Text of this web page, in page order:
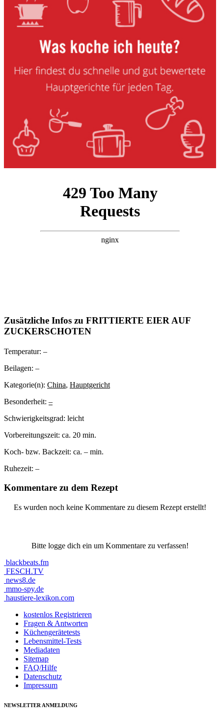
Zusätzliche Infos zu FRITTIERTE EIER AUF
ZUCKERSCHOTEN
Temperatur: –
Beilagen: –
Kategorie(n): China, Hauptgericht
Besonderheit: –
Schwierigkeitsgrad: leicht
Vorbereitungszeit: ca. 20 min.
Koch- bzw. Backzeit: ca. – min.
Ruhezeit: –
Kommentare zu dem Rezept
Es wurden noch keine Kommentare zu diesem Rezept erstellt!
Bitte logge dich ein um Kommentare zu verfassen!
blackbeats.fm
FESCH.TV
news8.de
mmo-spy.de
haustiere-lexikon.com
kostenlos Registrieren
Fragen & Antworten
Küchengerätetests
Lebensmittel-Tests
Mediadaten
Sitemap
FAQ/Hilfe
Datenschutz
Impressum
NEWSLETTER ANMELDUNG